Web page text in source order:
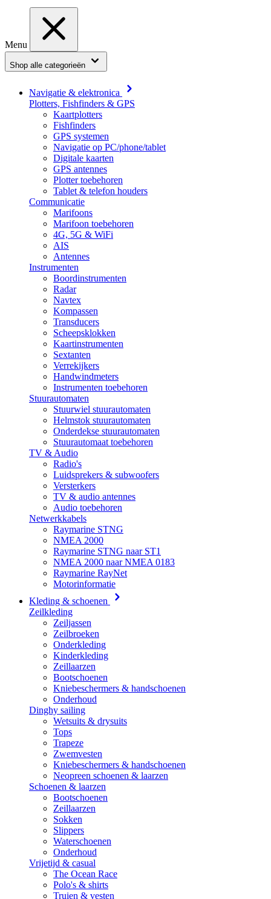
Menu
Shop alle categorieën
Navigatie & elektronica
Plotters, Fishfinders & GPS
Kaartplotters
Fishfinders
GPS systemen
Navigatie op PC/phone/tablet
Digitale kaarten
GPS antennes
Plotter toebehoren
Tablet & telefon houders
Communicatie
Marifoons
Marifoon toebehoren
4G, 5G & WiFi
AIS
Antennes
Instrumenten
Boordinstrumenten
Radar
Navtex
Kompassen
Transducers
Scheepsklokken
Kaartinstrumenten
Sextanten
Verrekijkers
Handwindmeters
Instrumenten toebehoren
Stuurautomaten
Stuurwiel stuurautomaten
Helmstok stuurautomaten
Onderdekse stuurautomaten
Stuurautomaat toebehoren
TV & Audio
Radio's
Luidsprekers & subwoofers
Versterkers
TV & audio antennes
Audio toebehoren
Netwerkkabels
Raymarine STNG
NMEA 2000
Raymarine STNG naar ST1
NMEA 2000 naar NMEA 0183
Raymarine RayNet
Motorinformatie
Kleding & schoenen
Zeilkleding
Zeiljassen
Zeilbroeken
Onderkleding
Kinderkleding
Zeillaarzen
Bootschoenen
Kniebeschermers & handschoenen
Onderhoud
Dinghy sailing
Wetsuits & drysuits
Tops
Trapeze
Zwemvesten
Kniebeschermers & handschoenen
Neopreen schoenen & laarzen
Schoenen & laarzen
Bootschoenen
Zeillaarzen
Sokken
Slippers
Waterschoenen
Onderhoud
Vrijetijd & casual
The Ocean Race
Polo's & shirts
Truien & vesten